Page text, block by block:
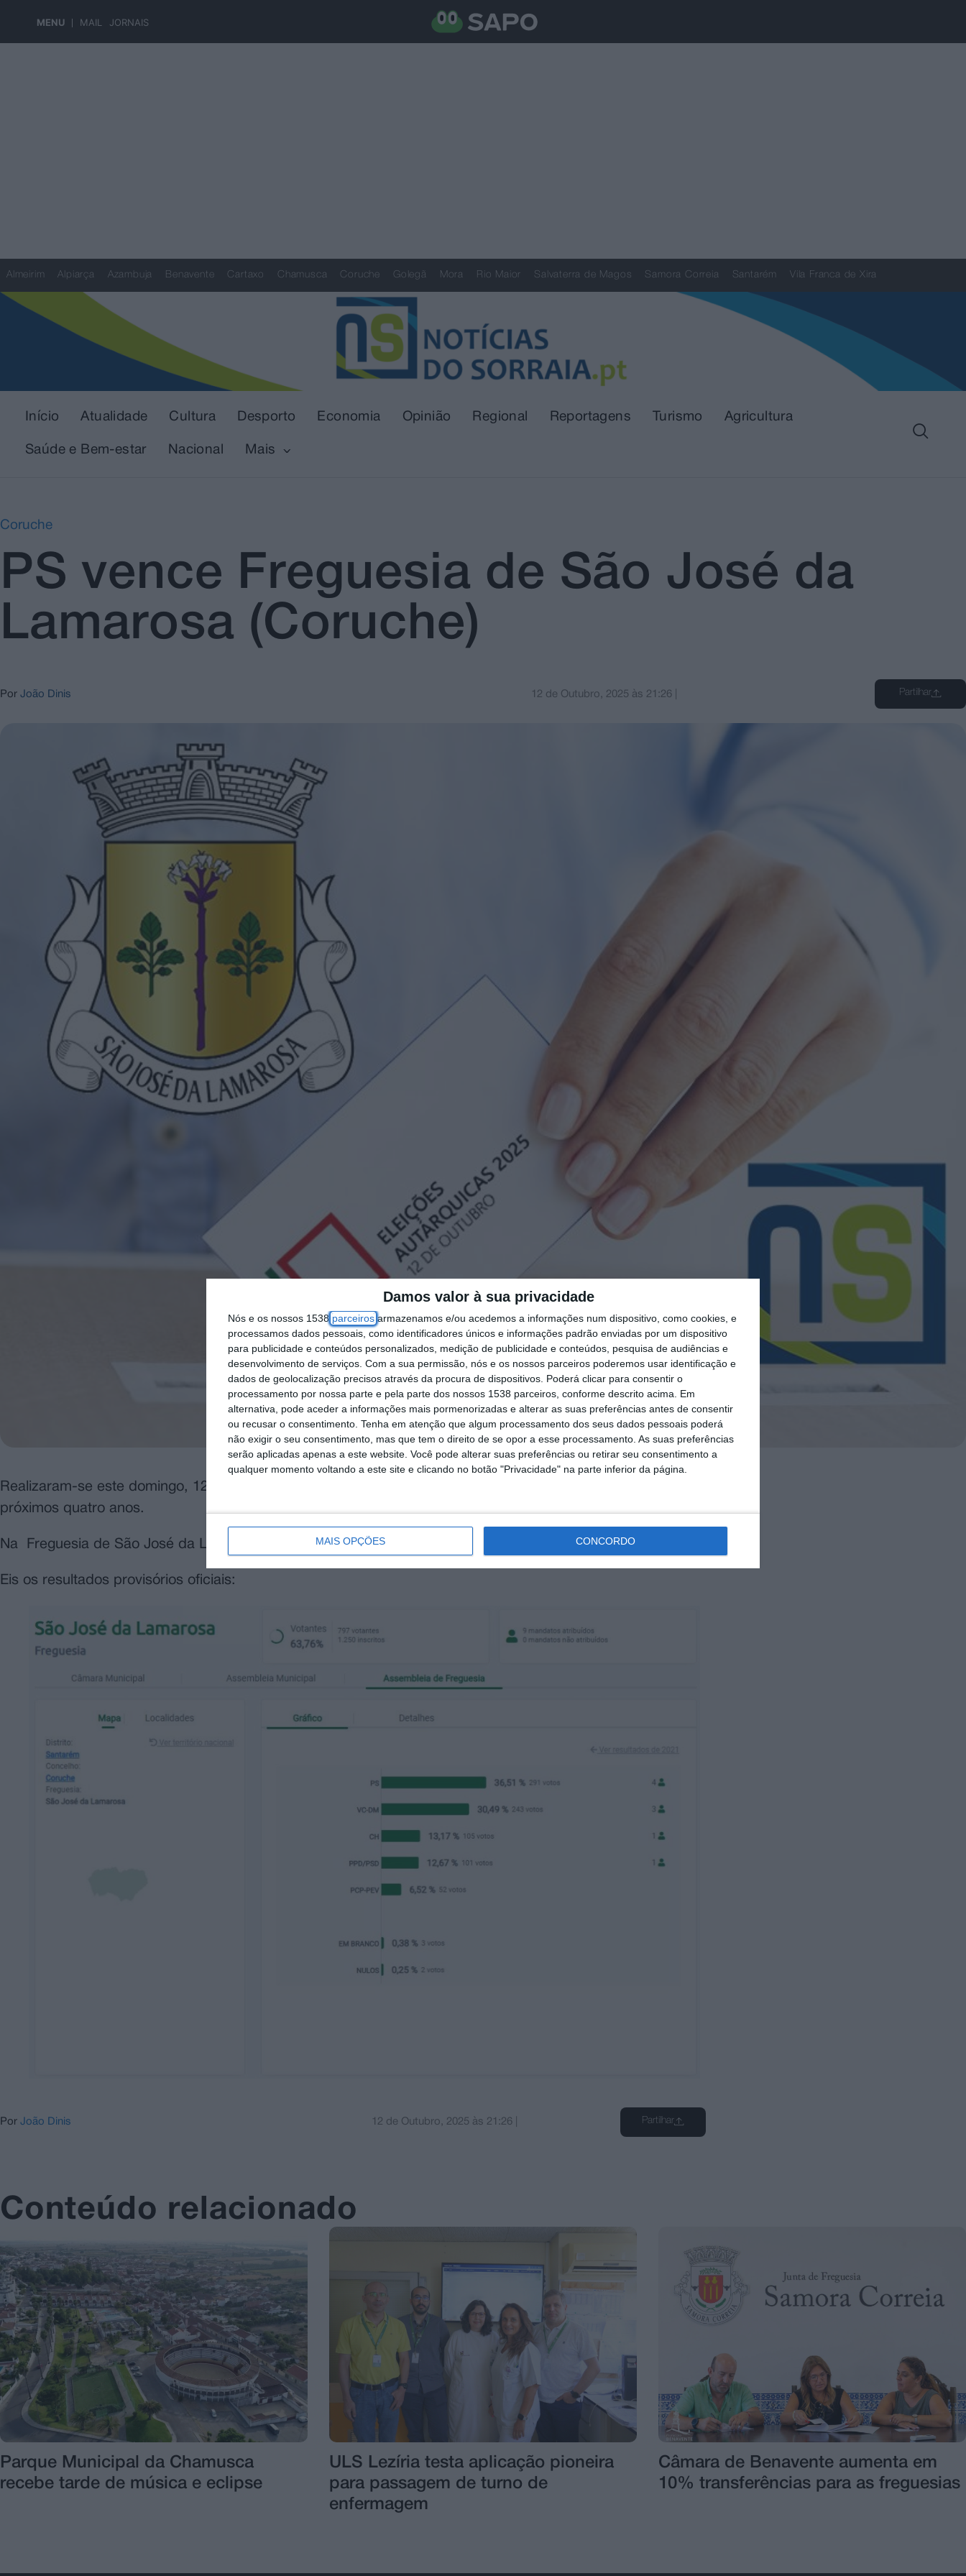
Damos valor à sua privacidade
Nós e os nossos 1538parceirosarmazenamos e/ou acedemos a informações num dispositivo, como cookies, e
processamos dados pessoais, como identificadores únicos e informações padrão enviadas por um dispositivo
para publicidade e conteúdos personalizados, medição de publicidade e conteúdos, pesquisa de audiências e
desenvolvimento de serviços. Com a sua permissão, nós e os nossos parceiros poderemos usar identificação e
dados de geolocalização precisos através da procura de dispositivos. Poderá clicar para consentir o
processamento por nossa parte e pela parte dos nossos 1538 parceiros, conforme descrito acima. Em
alternativa, pode aceder a informações mais pormenorizadas e alterar as suas preferências antes de consentir
ou recusar o consentimento. Tenha em atenção que algum processamento dos seus dados pessoais poderá
não exigir o seu consentimento, mas que tem o direito de se opor a esse processamento. As suas preferências
serão aplicadas apenas a este website. Você pode alterar suas preferências ou retirar seu consentimento a
qualquer momento voltando a este site e clicando no botão "Privacidade" na parte inferior da página.
MAIS OPÇÕES CONCORDO
MENU MAIL JORNAIS
Almeirim Alpiarça Azambuja Benavente Cartaxo Chamusca Coruche Golegã Mora Rio Maior Salvaterra de Magos Samora Correia Santarém Vila Franca de Xira
Início Atualidade Cultura Desporto Economia Opinião Regional Reportagens Turismo Agricultura
Saúde e Bem-estar Nacional Mais
Coruche
PS vence Freguesia de São José da
Lamarosa (Coruche)
Por João Dinis 12 de Outubro, 2025 às 21:26 Partilhar
Realizaram-se este domingo, 12 de outubro, as eleições autárquicas, que definem os autarcas para os
próximos quatro anos.
Na Freguesia de São José da Lamarosa o vencedor foi o PS.
Eis os resultados provisórios oficiais:
Por João Dinis 12 de Outubro, 2025 às 21:26| Partilhar
Conteúdo relacionado
Parque Municipal da Chamusca
recebe tarde de música e eclipse
ULS Lezíria testa aplicação pioneira
para passagem de turno de
enfermagem
Câmara de Benavente aumenta em
10% transferências para as freguesias